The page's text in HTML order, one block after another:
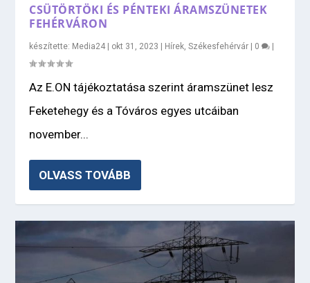
CSÜTÖRTÖKI ÉS PÉNTEKI ÁRAMSZÜNETEK
FEHÉRVÁRON
készítette: Media24 okt 31, 2023 Hírek,Székesfehérvár 0
Az E.ON tájékoztatása szerint áramszünet lesz
Feketehegy és a Tóváros egyes utcáiban
november...
OLVASS TOVÁBB